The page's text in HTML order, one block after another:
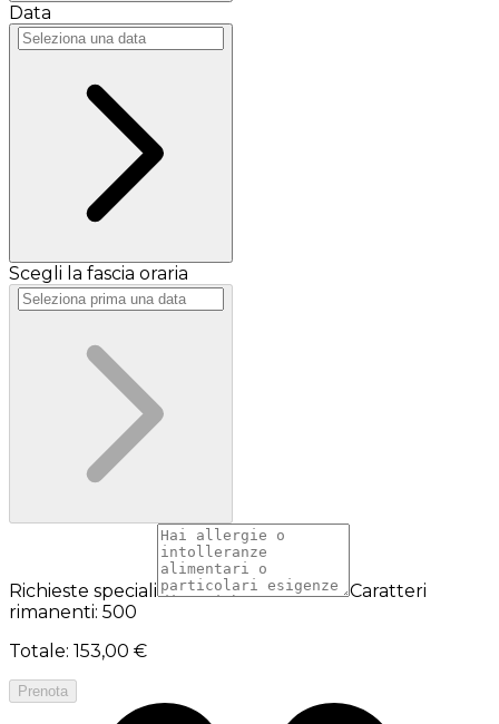
Data
Scegli la fascia oraria
Richieste speciali
Caratteri
rimanenti: 500
Totale: 153,00 €
Prenota